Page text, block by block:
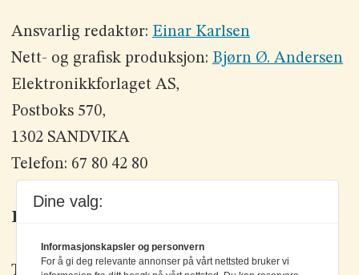
Ansvarlig redaktør: Einar Karlsen
Nett- og grafisk produksjon: Bjørn Ø. Andersen
Elektronikkforlaget AS,
Postboks 570,
1302 SANDVIKA
Telefon: 67 80 42 80
Kontakt oss
Tlf: +47 67 80 42 80
Dine valg:
Informasjonskapsler og personvern
For å gi deg relevante annonser på vårt nettsted bruker vi